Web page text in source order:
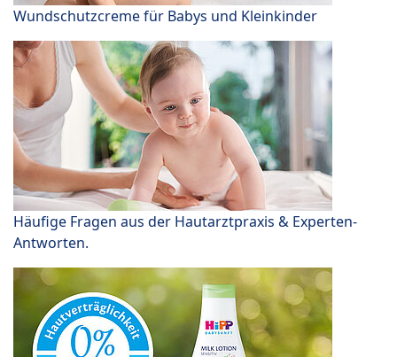
Wundschutzcreme für Babys und Kleinkinder
Häufige Fragen aus der Hautarztpraxis & Experten-
Antworten.